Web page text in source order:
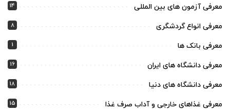
معرفی آزمون های بین المللی 14
معرفی انواع گردشگری 8
معرفی بانک ها 1
معرفی دانشگاه های ایران 16
معرفی دانشگاه های دنیا 18
معرفی غذاهای خارجی و آداب صرف غذا 15